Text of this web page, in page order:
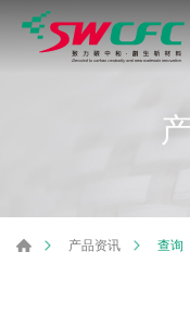
产品资讯 查询